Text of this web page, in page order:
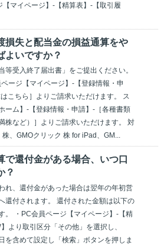
マイページ】-【精算表】-【取引履
損失と配当金の損益通算をや
よいですか？
等受入終了届出書」をご提出ください。
ージ【マイページ】-【登録情報・申
こちら］よりご請求いただけます。 ス
ーム】-【登録情報・申請】-［各種書類
株など）］よりご請求いただけます。 対
、GMOクリック 株 for iPad、GM...
で還付金がある場合、いつ口
？
れ、還付金があった場合は翌年の年初営
還付されます。 還付された金額は以下の
。 ・PC会員ページ【マイページ】-【精
より取引区分「その他」を選択し、
を含めて設定し「検索」ボタンを押しま